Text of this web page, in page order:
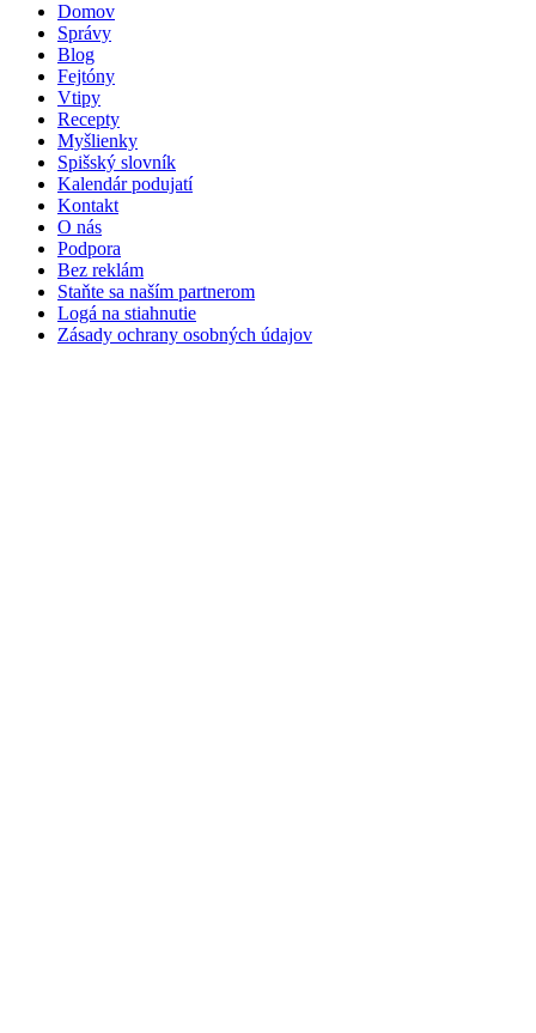
Domov
Správy
Blog
Fejtóny
Vtipy
Recepty
Myšlienky
Spišský slovník
Kalendár podujatí
Kontakt
O nás
Podpora
Bez reklám
Staňte sa naším partnerom
Logá na stiahnutie
Zásady ochrany osobných údajov